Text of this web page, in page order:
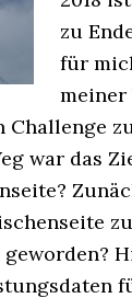
zu
für
meiner
Challenge
war das